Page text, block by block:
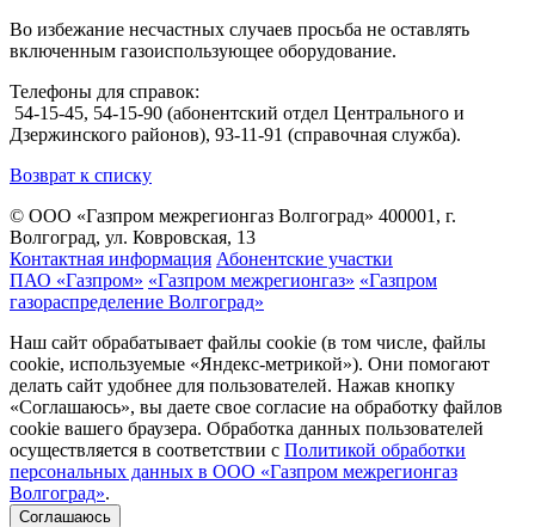
Во избежание несчастных случаев просьба не оставлять
включенным газоиспользующее оборудование.
Телефоны для справок:
54-15-45, 54-15-90 (абонентский отдел Центрального и
Дзержинского районов), 93-11-91 (справочная служба).
Возврат к списку
© ООО «Газпром межрегионгаз Волгоград» 400001, г.
Волгоград, ул. Ковровская, 13
Контактная информация Абонентские участки
ПАО «Газпром» «Газпром межрегионгаз» «Газпром
газораспределение Волгоград»
Наш сайт обрабатывает файлы cookie (в том числе, файлы
cookie, используемые «Яндекс-метрикой»). Они помогают
делать сайт удобнее для пользователей. Нажав кнопку
«Соглашаюсь», вы даете свое согласие на обработку файлов
cookie вашего браузера. Обработка данных пользователей
осуществляется в соответствии с Политикой обработки
персональных данных в ООО «Газпром межрегионгаз
Волгоград».
Соглашаюсь